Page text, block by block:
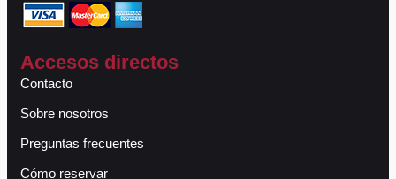
Accesos directos
Contacto
Sobre nosotros
Preguntas frecuentes
Cómo reservar